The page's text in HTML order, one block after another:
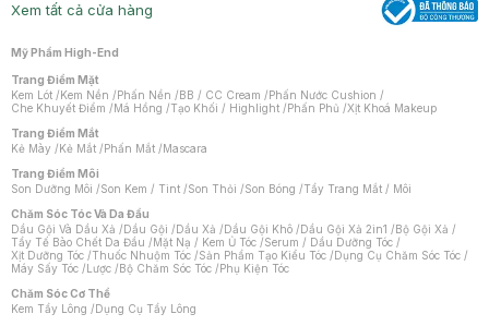
Xem tất cả cửa hàng
Mỹ Phẩm High-End
Trang Điểm Mặt
Kem Lót /Kem Nền /Phấn Nền /BB / CC Cream /Phấn Nước Cushion /
Che Khuyết Điểm /Má Hồng /Tạo Khối / Highlight /Phấn Phủ /Xịt Khoá Makeup
Trang Điểm Mắt
Kẻ Mày /Kẻ Mắt /Phấn Mắt /Mascara
Trang Điểm Môi
Son Dưỡng Môi /Son Kem / Tint /Son Thỏi /Son Bóng /Tẩy Trang Mắt / Môi
Chăm Sóc Tóc Và Da Đầu
Dầu Gội Và Dầu Xả /Dầu Gội /Dầu Xả /Dầu Gội Khô /Dầu Gội Xả 2in1 /Bộ Gội Xả /
Tẩy Tế Bào Chết Da Đầu /Mặt Nạ / Kem Ủ Tóc /Serum / Dầu Dưỡng Tóc /
Xịt Dưỡng Tóc /Thuốc Nhuộm Tóc /Sản Phẩm Tạo Kiểu Tóc /Dụng Cụ Chăm Sóc Tóc /
Máy Sấy Tóc /Lược /Bộ Chăm Sóc Tóc /Phụ Kiện Tóc
Chăm Sóc Cơ Thể
Kem Tẩy Lông /Dụng Cụ Tẩy Lông